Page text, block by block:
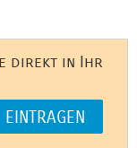
direkt in Ihr